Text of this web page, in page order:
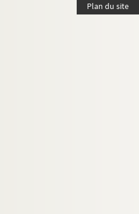
Plan du site